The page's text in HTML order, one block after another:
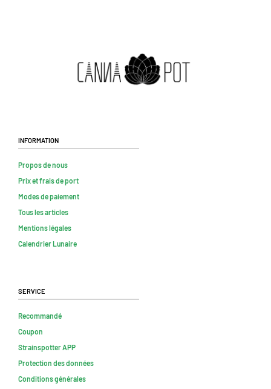
Information
Propos de nous
Prix et frais de port
Modes de paiement
Tous les articles
Mentions légales
Calendrier Lunaire
Service
Recommandé
Coupon
Strainspotter APP
Protection des données
Conditions générales